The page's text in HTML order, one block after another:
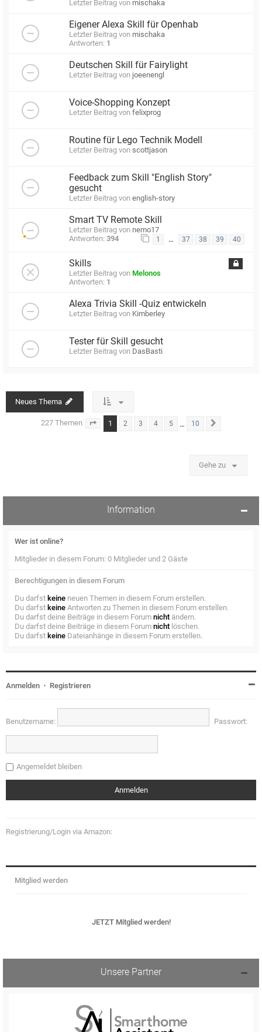
Letzter Beitrag von mischaka
Eigener Alexa Skill für Openhab
Letzter Beitrag von mischaka
Antworten: 1
Deutschen Skill für Fairylight
Letzter Beitrag von joeenengl
Voice-Shopping Konzept
Letzter Beitrag von felixprog
Routine für Lego Technik Modell
Letzter Beitrag von scottjason
Feedback zum Skill "English Story"
gesucht
Letzter Beitrag von english-story
Smart TV Remote Skill
Letzter Beitrag von nemo17
Antworten: 394 1 … 37 38 39 40
Skills
Letzter Beitrag von Melonos
Antworten: 1
Alexa Trivia Skill -Quiz entwickeln
Letzter Beitrag von Kimberley
Tester für Skill gesucht
Letzter Beitrag von DasBasti
Neues Thema
227 Themen Seite von 10
1 2 3 4 5 … 10
Gehe zu
Information
Wer ist online?
Mitglieder in diesem Forum: 0 Mitglieder und 2 Gäste
Berechtigungen in diesem Forum
Du darfst keine neuen Themen in diesem Forum erstellen.
Du darfst keine Antworten zu Themen in diesem Forum erstellen.
Du darfst deine Beiträge in diesem Forum nicht ändern.
Du darfst deine Beiträge in diesem Forum nicht löschen.
Du darfst keine Dateianhänge in diesem Forum erstellen.
Anmelden • Registrieren
Benutzername: Passwort:
Angemeldet bleiben
Registrierung/Login via Amazon:
Mitglied werden
JETZT Mitglied werden!
Unsere Partner